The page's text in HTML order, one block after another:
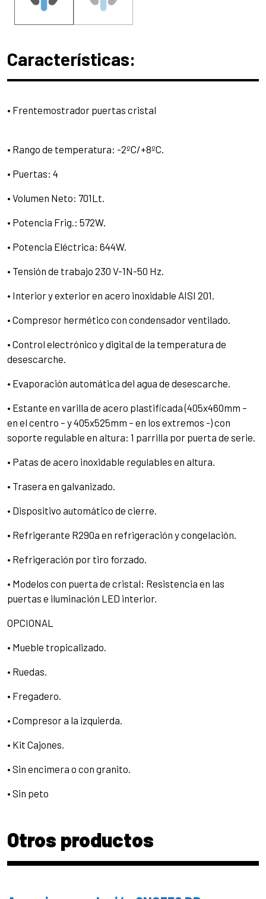
Características:
• Frentemostrador puertas cristal
• Rango de temperatura: -2ºC/+8ºC.
• Puertas: 4
• Volumen Neto: 701Lt.
• Potencia Frig.: 572W.
• Potencia Eléctrica: 644W.
• Tensión de trabajo 230 V-1N-50 Hz.
• Interior y exterior en acero inoxidable AISI 201.
• Compresor hermético con condensador ventilado.
• Control electrónico y digital de la temperatura de
desescarche.
• Evaporación automática del agua de desescarche.
• Estante en varilla de acero plastificada (405x460mm –
en el centro – y 405x525mm – en los extremos -) con
soporte regulable en altura: 1 parrilla por puerta de serie.
• Patas de acero inoxidable regulables en altura.
• Trasera en galvanizado.
• Dispositivo automático de cierre.
• Refrigerante R290a en refrigeración y congelación.
• Refrigeración por tiro forzado.
• Modelos con puerta de cristal: Resistencia en las
puertas e iluminación LED interior.
OPCIONAL
• Mueble tropicalizado.
• Ruedas.
• Fregadero.
• Compresor a la izquierda.
• Kit Cajones.
• Sin encimera o con granito.
• Sin peto
Otros productos